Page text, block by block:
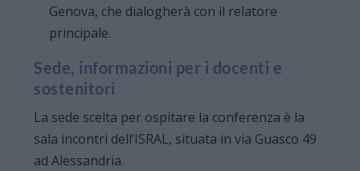
Genova, che dialogherà con il relatore
principale.
Sede, informazioni per i docenti e
sostenitori
La sede scelta per ospitare la conferenza è la
sala incontri dell’ISRAL, situata in via Guasco 49
ad Alessandria.